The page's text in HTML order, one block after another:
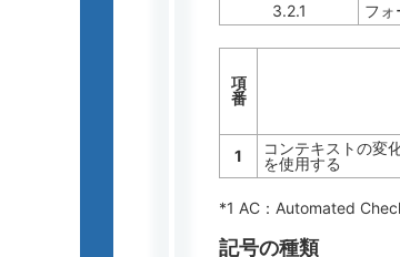
3.2.1
フォ
項
番
1
コンテキストの変
を使用する
*1 AC： Automated
記号の種類